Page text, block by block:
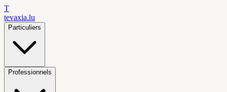
T
tevaxia.lu
Particuliers
Professionnels